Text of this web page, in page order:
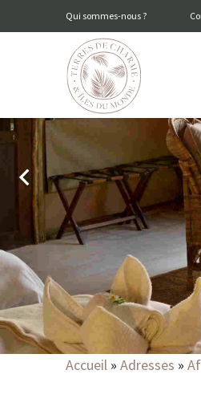
Qui sommes-nous ?
Accueil » Adresses »